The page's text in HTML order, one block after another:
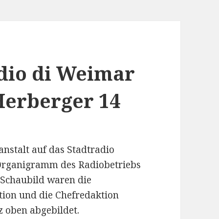
di Weimar
14
auf das Stadtradio
des Radiobetriebs
waren die
und die Chefredaktion
oben abgebildet.